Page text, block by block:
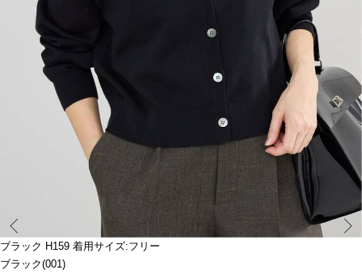
ブラック H159 着用サイズ:フリー
ブラック(001)